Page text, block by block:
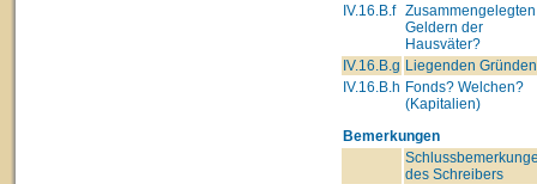
IV.16.B.f Zusammengelegten
Geldern der
Hausväter?
IV.16.B.g Liegenden
IV.16.B.h Fonds? Welchen?
(Kapitalien)
Bemerkungen
des Schreibers